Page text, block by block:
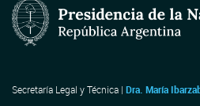
Secretaría Legal y Técnica | Dra. María